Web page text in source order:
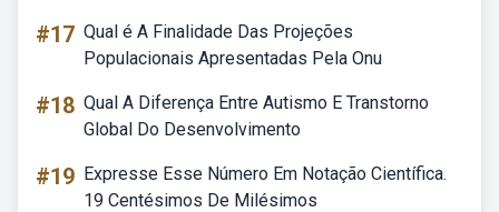
#17 Qual é A Finalidade Das Projeções
Populacionais Apresentadas Pela Onu
#18 Qual A Diferença Entre Autismo E Transtorno
Global Do Desenvolvimento
#19 Expresse Esse Número Em Notação Científica.
19 Centésimos De Milésimos